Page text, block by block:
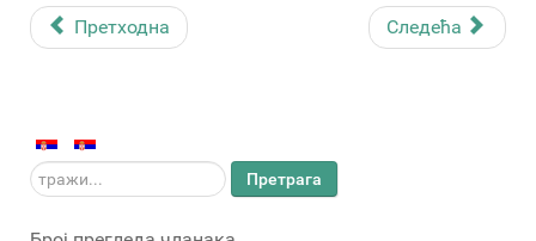
Претходна Следећа
тражи... Претрага